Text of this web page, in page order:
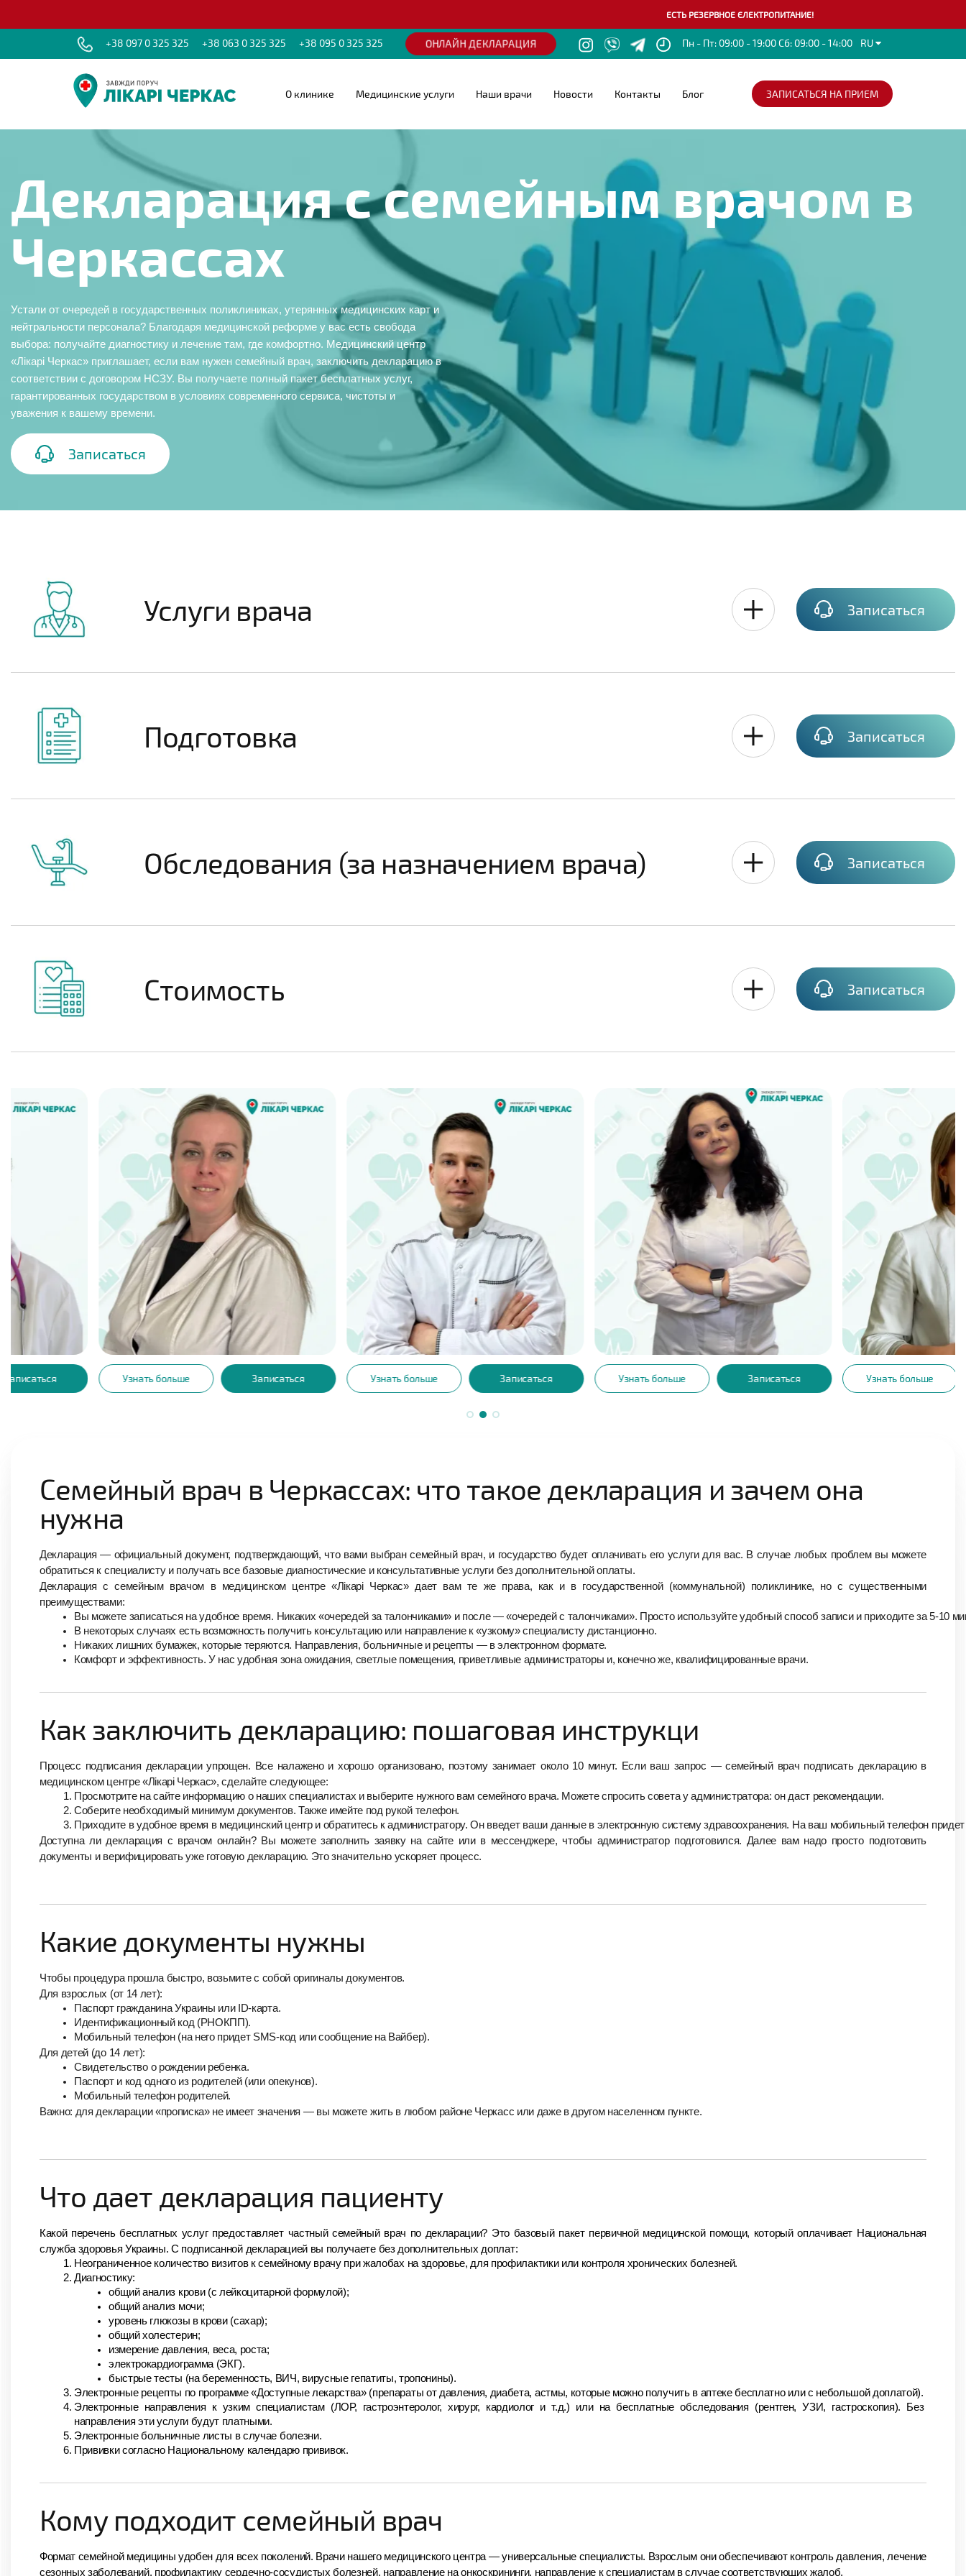
ЕСТЬ РЕЗЕРВНОЕ ЄЛЕКТРОПИТАНИЕ!
+38 097 0 325 325 +38 063 0 325 325 +38 095 0 325 325 ОНЛАЙН ДЕКЛАРАЦИЯ Пн - Пт: 09:00 - 19:00 Сб: 09:00 - 14:00 RU
О клинике Медицинские услуги Наши врачи Новости Контакты Блог ЗАПИСАТЬСЯ НА ПРИЕМ
Декларация с семейным врачом в
Черкассах
Устали от очередей в государственных поликлиниках, утерянных медицинских карт и
нейтральности персонала? Благодаря медицинской реформе у вас есть свобода
выбора: получайте диагностику и лечение там, где комфортно. Медицинский центр
«Лікарі Черкас» приглашает, если вам нужен семейный врач, заключить декларацию в
соответствии с договором НСЗУ. Вы получаете полный пакет бесплатных услуг,
гарантированных государством в условиях современного сервиса, чистоты и
уважения к вашему времени.
Записаться
Услуги врача Записаться
Подготовка Записаться
Обследования (за назначением врача) Записаться
Стоимость Записаться
16
Лет опыта
ОДИНЕЦ НАТАЛЬЯ
ПЕТРОВНА
Взрослый инфекционист
Узнать больше Записаться
8
Лет опыта
ПЕТРУША МАКСИМ
АЛЕКСАНДРОВИЧ
Семейная медицина (от 14-
99+ лет)
Узнать больше Записаться
6
Лет опыта
САЛЮК АНАСТАСИЯ
ВЛАДИМИРОВНА
Узнать больше Записаться
13
ТАРАСЕНКО ИННА
ИВАНОВНА
Взрослая неврология
Узнать больше Записаться
Семейный врач в Черкассах: что такое декларация и зачем она
нужна
Декларация — официальный документ, подтверждающий, что вами выбран семейный врач, и государство будет оплачивать его услуги для вас. В случае любых проблем вы можете
обратиться к специалисту и получать все базовые диагностические и консультативные услуги без дополнительной оплаты.
Декларация с семейным врачом в медицинском центре «Лікарі Черкас» дает вам те же права, как и в государственной (коммунальной) поликлинике, но с существенными
преимуществами:
Вы можете записаться на удобное время. Никаких «очередей за талончиками» и после — «очередей с талончиками». Просто используйте удобный способ записи и приходите за 5-10
В некоторых случаях есть возможность получить консультацию или направление к «узкому» специалисту дистанционно.
Никаких лишних бумажек, которые теряются. Направления, больничные и рецепты — в электронном формате.
Комфорт и эффективность. У нас удобная зона ожидания, светлые помещения, приветливые администраторы и, конечно же, квалифицированные врачи.
Как заключить декларацию: пошаговая инструкци
Процесс подписания декларации упрощен. Все налажено и хорошо организовано, поэтому занимает около 10 минут. Если ваш запрос — семейный врач подписать декларацию в
медицинском центре «Лікарі Черкас», сделайте следующее:
Просмотрите на сайте информацию о наших специалистах и выберите нужного вам семейного врача. Можете спросить совета у администратора: он даст рекомендации.
Соберите необходимый минимум документов. Также имейте под рукой телефон.
Приходите в удобное время в медицинский центр и обратитесь к администратору. Он введет ваши данные в электронную систему здравоохранения. На ваш мобильный телефон
Доступна ли декларация с врачом онлайн? Вы можете заполнить заявку на сайте или в мессенджере, чтобы администратор подготовился. Далее вам надо просто подготовить
документы и верифицировать уже готовую декларацию. Это значительно ускоряет процесс.
Какие документы нужны
Чтобы процедура прошла быстро, возьмите с собой оригиналы документов.
Для взрослых (от 14 лет):
Паспорт гражданина Украины или ID-карта.
Идентификационный код (РНОКПП).
Мобильный телефон (на него придет SMS-код или сообщение на Вайбер).
Для детей (до 14 лет):
Свидетельство о рождении ребенка.
Паспорт и код одного из родителей (или опекунов).
Мобильный телефон родителей.
Важно: для декларации «прописка» не имеет значения — вы можете жить в любом районе Черкасс или даже в другом населенном пункте.
Что дает декларация пациенту
Какой перечень бесплатных услуг предоставляет частный семейный врач по декларации? Это базовый пакет первичной медицинской помощи, который оплачивает Национальная
служба здоровья Украины. С подписанной декларацией вы получаете без дополнительных доплат:
Неограниченное количество визитов к семейному врачу при жалобах на здоровье, для профилактики или контроля хронических болезней.
Диагностику:
общий анализ крови (с лейкоцитарной формулой);
общий анализ мочи;
уровень глюкозы в крови (сахар);
общий холестерин;
измерение давления, веса, роста;
электрокардиограмма (ЭКГ).
быстрые тесты (на беременность, ВИЧ, вирусные гепатиты, тропонины).
Электронные рецепты по программе «Доступные лекарства» (препараты от давления, диабета, астмы, которые можно получить в аптеке бесплатно или с небольшой доплатой).
Электронные направления к узким специалистам (ЛОР, гастроэнтеролог, хирург, кардиолог и т.д.) или на бесплатные обследования (рентген, УЗИ, гастроскопия). Без
направления эти услуги будут платными.
Электронные больничные листы в случае болезни.
Прививки согласно Национальному календарю прививок.
Кому подходит семейный врач
Формат семейной медицины удобен для всех поколений. Врачи нашего медицинского центра — универсальные специалисты. Взрослым они обеспечивают контроль давления, лечение
сезонных заболеваний, профилактику сердечно-сосудистых болезней, направление на онкоскрининги, направление к специалистам в случае соответствующих жалоб.